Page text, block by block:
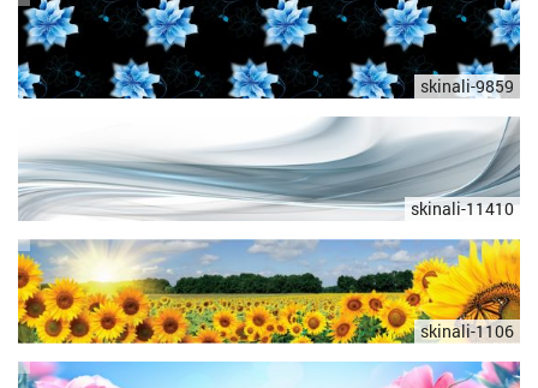
skinali-9859
skinali-11410
skinali-1106